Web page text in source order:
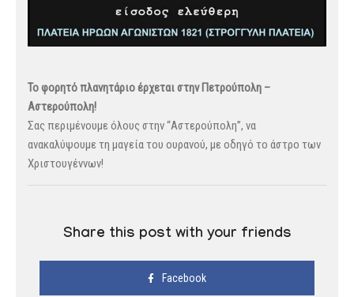
Το φορητό πλανητάριο έρχεται στην Πετρούπολη –
Αστερούπολη!
Σας περιμένουμε όλους στην “Αστερούπολη”, να
ανακαλύψουμε τη μαγεία του ουρανού, με οδηγό το άστρο των
Χριστουγέννων!
Share this post with your friends
Facebook